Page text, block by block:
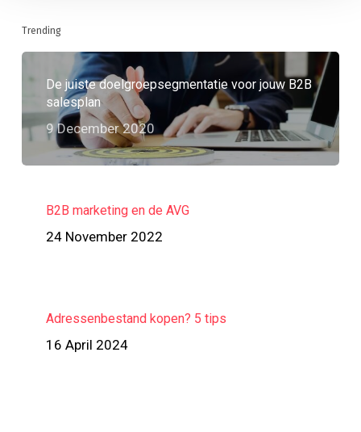
Trending
De juiste doelgroepsegmentatie voor jouw B2B
salesplan
9 December 2020
B2B marketing en de AVG
24 November 2022
Adressenbestand kopen? 5 tips
16 April 2024